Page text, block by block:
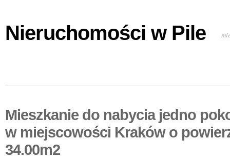
Nieruchomości w Pile
Mieszkanie do nabycia jedno
w miejscowości Kraków o
34.00m2